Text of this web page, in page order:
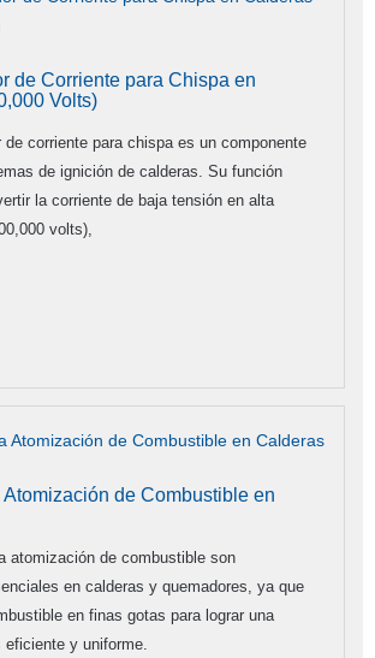
de Corriente para Chispa en
Volts)
de corriente para chispa es un componente
de ignición de calderas. Su función
la corriente de baja tensión en alta
volts),
Atomización de Combustible en
atomización de combustible son
en calderas y quemadores, ya que
en finas gotas para lograr una
y uniforme.